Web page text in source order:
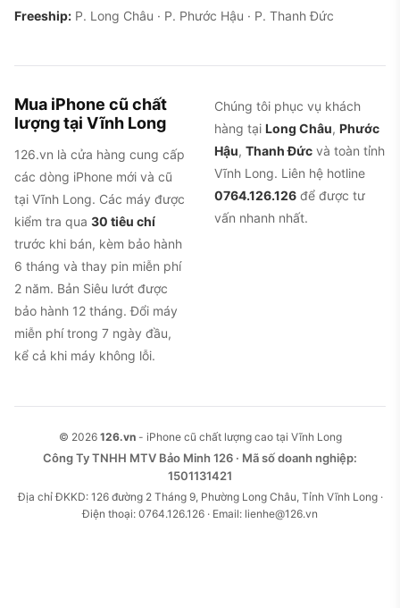
Freeship: P. Long Châu · P. Phước Hậu · P. Thanh Đức
Mua iPhone cũ chất
lượng tại Vĩnh Long
126.vn là cửa hàng cung cấp
các dòng iPhone mới và cũ
tại Vĩnh Long. Các máy được
kiểm tra qua 30 tiêu chí
trước khi bán, kèm bảo hành
6 tháng và thay pin miễn phí
2 năm. Bản Siêu lướt được
bảo hành 12 tháng. Đổi máy
miễn phí trong 7 ngày đầu,
kể cả khi máy không lỗi.
Chúng tôi phục vụ khách
hàng tại Long Châu, Phước
Hậu, Thanh Đức và toàn tỉnh
Vĩnh Long. Liên hệ hotline
0764.126.126 để được tư
vấn nhanh nhất.
© 2026 126.vn- iPhone cũ chất lượng cao tại Vĩnh Long
Công Ty TNHH MTV Bảo Minh 126 · Mã số doanh nghiệp:
1501131421
Địa chỉ ĐKKD: 126 đường 2 Tháng 9, Phường Long Châu, Tỉnh Vĩnh Long ·
Điện thoại: 0764.126.126 · Email: lienhe@126.vn